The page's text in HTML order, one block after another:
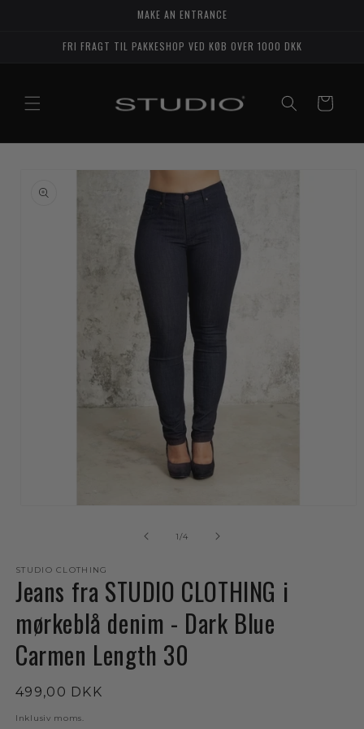
MAKE AN ENTRANCE
FRI FRAGT TIL PAKKESHOP VED KØB OVER 1000 DKK
Indkøbskurv
1/af
4
STUDIO CLOTHING
Jeans fra STUDIO CLOTHING i
mørkeblå denim - Dark Blue
Carmen Length 30
Normalpris
499,00 DKK
Inklusiv moms.